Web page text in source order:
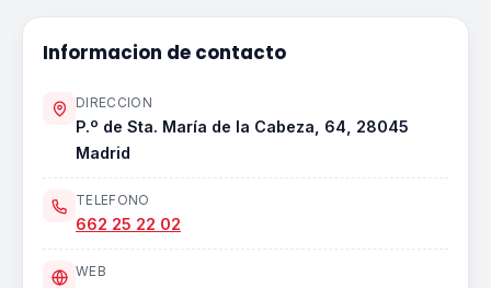
Informacion de contacto
DIRECCION
P.º de Sta. María de la Cabeza, 64, 28045
Madrid
TELEFONO
662 25 22 02
WEB